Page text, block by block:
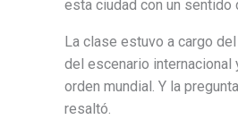
esta ciudad con un sentido
La clase estuvo a cargo
del escenario
orden mundial. Y la
resaltó.